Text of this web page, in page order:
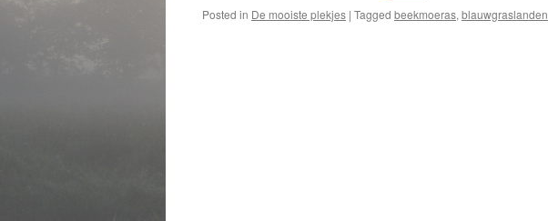
Posted in De mooiste plekjes | Tagged beekmoeras, blauwgraslanden